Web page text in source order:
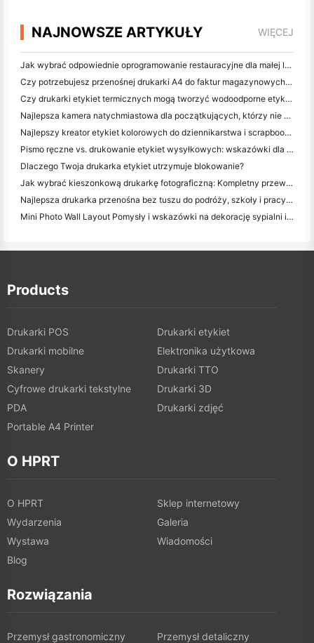
NAJNOWSZE ARTYKUŁY WIĘCEJ
Jak wybrać odpowiednie oprogramowanie restauracyjne dla małej lub średniej restauracji
Czy potrzebujesz przenośnej drukarki A4 do faktur magazynowych? Co naprawdę działa
Czy drukarki etykiet termicznych mogą tworzyć wodoodporne etykiety dla produktów małych firm?
Najlepsza kamera natychmiastowa dla początkujących, którzy nie chcą marnować papieru
Najlepszy kreator etykiet kolorowych do dziennikarstwa i scrapbooking: dodaj więcej kolorów do każdej strony
Pismo ręczne vs. drukowanie etykiet wysyłkowych: wskazówki dla małych firm w 2026 roku
Dlaczego Twoja drukarka etykiet utrzymuje blokowanie?
Jak wybrać kieszonkową drukarkę fotograficzną: Kompletny przewodnik dla użytkowników dziennikarstwa, podróży i iPhone'a
Najlepsza drukarka przenośna bez tuszu do podróży, szkoły i pracy mobilnej: Hanin MT620 Pro Review
Mini Photo Wall Layout Pomysły i wskazówki na dekorację sypialni i dormitorium
Products
Drukarki POS
Drukarki etykiet
Drukarki mobilne
Elektronika użytkowa
Skanery
Drukarki TTO
Cyfrowe drukarki tekstylne
Drukarki 3D
PDA
Drukarki zdjęć
Portable A4 Printer
O HPRT
O HPRT
Sklep internetowy
Wydarzenia
Galeria
Wystawa
Wiadomości
Blog
Rozwiązania
Przemysł gastronomiczny
Przemysł detaliczny